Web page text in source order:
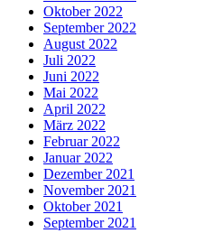
Oktober 2022
September 2022
August 2022
Juli 2022
Juni 2022
Mai 2022
April 2022
März 2022
Februar 2022
Januar 2022
Dezember 2021
November 2021
Oktober 2021
September 2021